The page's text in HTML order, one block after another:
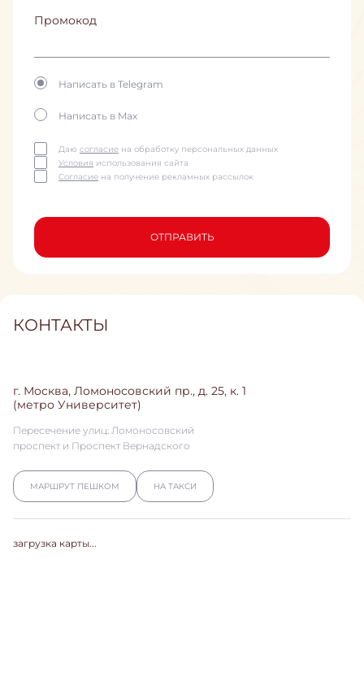
Промокод
Написать в Telegram
Написать в Max
Даю согласие на обработку персональных данных
Условия использования сайта
Согласие на получение рекламных рассылок
ОТПРАВИТЬ
КОНТАКТЫ
г. Москва, Ломоносовский пр., д. 25, к. 1
(метро Университет)
Пересечение улиц: Ломоносовский
проспект и Проспект Вернадского
МАРШРУТ ПЕШКОМ НА ТАКСИ
загрузка карты...